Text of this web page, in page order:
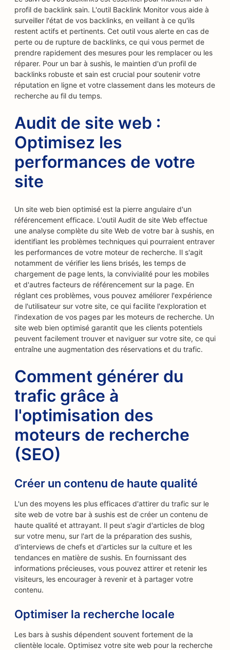
profil de backlink sain. L'outil Backlink Monitor vous aide à
surveiller l'état de vos backlinks, en veillant à ce qu'ils
restent actifs et pertinents. Cet outil vous alerte en cas de
perte ou de rupture de backlinks, ce qui vous permet de
prendre rapidement des mesures pour les remplacer ou les
réparer. Pour un bar à sushis, le maintien d'un profil de
backlinks robuste et sain est crucial pour soutenir votre
réputation en ligne et votre classement dans les moteurs de
recherche au fil du temps.
Audit de site web :
Optimisez les
performances de votre
site
Un site web bien optimisé est la pierre angulaire d'un
référencement efficace. L'outil Audit de site Web effectue
une analyse complète du site Web de votre bar à sushis, en
identifiant les problèmes techniques qui pourraient entraver
les performances de votre moteur de recherche. Il s'agit
notamment de vérifier les liens brisés, les temps de
chargement de page lents, la convivialité pour les mobiles
et d'autres facteurs de référencement sur la page. En
réglant ces problèmes, vous pouvez améliorer l'expérience
de l'utilisateur sur votre site, ce qui facilite l'exploration et
l'indexation de vos pages par les moteurs de recherche. Un
site web bien optimisé garantit que les clients potentiels
peuvent facilement trouver et naviguer sur votre site, ce qui
entraîne une augmentation des réservations et du trafic.
Comment générer du
trafic grâce à
l'optimisation des
moteurs de recherche
(SEO)
Créer un contenu de haute qualité
L'un des moyens les plus efficaces d'attirer du trafic sur le
site web de votre bar à sushis est de créer un contenu de
haute qualité et attrayant. Il peut s'agir d'articles de blog
sur votre menu, sur l'art de la préparation des sushis,
d'interviews de chefs et d'articles sur la culture et les
tendances en matière de sushis. En fournissant des
informations précieuses, vous pouvez attirer et retenir les
visiteurs, les encourager à revenir et à partager votre
contenu.
Optimiser la recherche locale
Les bars à sushis dépendent souvent fortement de la
clientèle locale. Optimisez votre site web pour la recherche